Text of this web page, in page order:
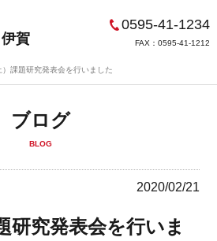
賀
0595-41-1234
FAX：0595-41-1212
課題研究発表会を行いました
ブログ
BLOG
2020/02/21
研究発表会を行いま